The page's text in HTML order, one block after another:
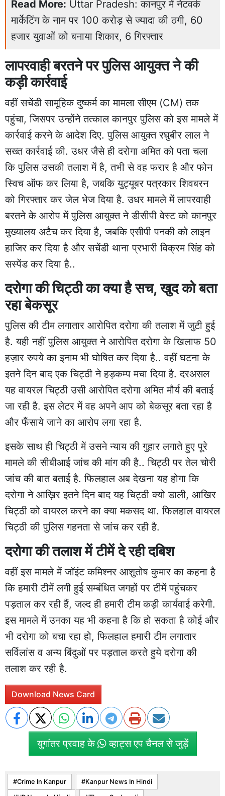
Read More: Uttar Pradesh: कानपुर में नेटवर्क
मार्केटिंग के नाम पर 100 करोड़ से ज्यादा की ठगी, 60
हजार युवाओं को बनाया शिकार, 6 गिरफ्तार
लापरवाही बरतने पर पुलिस आयुक्त ने की
कड़ी कार्रवाई
वहीं सचेंडी सामूहिक दुष्कर्म का मामला सीएम (CM) तक
पहुंचा, जिसपर उन्होंने तत्काल कानपुर पुलिस को इस मामले में
कार्रवाई करने के आदेश दिए. पुलिस आयुक्त रघुबीर लाल ने
सख्त कार्रवाई की. उधर जैसे ही दरोगा अमित को पता चला
कि पुलिस उसकी तलाश में है, तभी से वह फरार है और फोन
स्विच ऑफ कर लिया है, जबकि युट्यूबर पत्रकार शिवबरन
को गिरफ्तार कर जेल भेज दिया है. उधर मामले में लापरवाही
बरतने के आरोप में पुलिस आयुक्त ने डीसीपी वेस्ट को कानपुर
मुख्यालय अटैच कर दिया है, जबकि एसीपी पनकी को लाइन
हाजिर कर दिया है और सचेंडी थाना प्रभारी विक्रम सिंह को
सस्पेंड कर दिया है..
दरोगा की चिट्ठी का क्या है सच, खुद को बता
रहा बेकसूर
पुलिस की टीम लगातार आरोपित दरोगा की तलाश में जुटी हुई
है. यही नहीं पुलिस आयुक्त ने आरोपित दरोगा के खिलाफ 50
हज़ार रुपये का इनाम भी घोषित कर दिया है.. वहीं घटना के
इतने दिन बाद एक चिट्ठी ने हड़कम्प मचा दिया है. दरअसल
यह वायरल चिट्ठी उसी आरोपित दरोगा अमित मौर्य की बताई
जा रही है. इस लेटर में वह अपने आप को बेकसूर बता रहा है
और फँसाये जाने का आरोप लगा रहा है.
इसके साथ ही चिट्ठी में उसने न्याय की गुहार लगाते हुए पूरे
मामले की सीबीआई जांच की मांग की है.. चिट्ठी पर तेल चोरी
जांच की बात बताई है. फिलहाल अब देखना यह होगा कि
दरोगा ने आख़िर इतने दिन बाद यह चिट्ठी क्यो डाली, आखिर
चिट्ठी को वायरल करने का क्या मकसद था. फिलहाल वायरल
चिट्ठी की पुलिस गहनता से जांच कर रही है.
दरोगा की तलाश में टीमें दे रही दबिश
वहीं इस मामले में जॉइंट कमिश्नर आशुतोष कुमार का कहना है
कि हमारी टीमें लगी हुई सम्बंधित जगहों पर टीमें पहुंचकर
पड़ताल कर रही हैं, जल्द ही हमारी टीम कड़ी कार्यवाई करेगी.
इस मामले में उनका यह भी कहना है कि हो सकता है कोई और
भी दरोगा को बचा रहा हो, फिलहाल हमारी टीम लगातार
सर्विलांस व अन्य बिंदुओं पर पड़ताल करते हुये दरोगा की
तलाश कर रही है.
Download News Card
युगांतर प्रवाह के व्हाट्स एप चैनल से जुड़ें
Crime In Kanpur Kanpur News In Hindi